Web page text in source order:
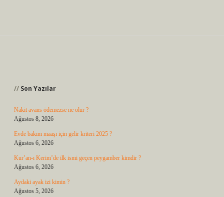
Son Yazılar
Nakit avans ödemezse ne olur ?
Ağustos 8, 2026
Evde bakım maaşı için gelir kriteri 2025 ?
Ağustos 6, 2026
Kur’an-ı Kerim’de ilk ismi geçen peygamber kimdir ?
Ağustos 6, 2026
Aydaki ayak izi kimin ?
Ağustos 5, 2026